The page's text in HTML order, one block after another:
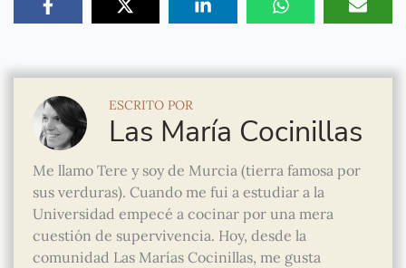
ESCRITO POR
Las María Cocinillas
Me llamo Tere y soy de Murcia (tierra famosa por
sus verduras). Cuando me fui a estudiar a la
Universidad empecé a cocinar por una mera
cuestión de supervivencia. Hoy, desde la
comunidad Las Marías Cocinillas, me gusta